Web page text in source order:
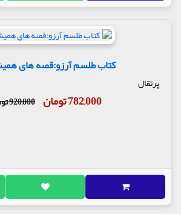
کتاب طلسم آرزو:قصه های
پرتقال
782,000 تومان 920,000 تومان